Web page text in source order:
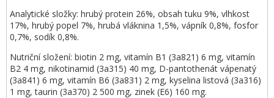
Analytické složky: hrubý protein 26%, obsah tuku 9%, vlhkost
17%, hrubý popel 7%, hrubá vláknina 1,5%, vápník 0,8%, fosfor
0,7%, sodík 0,8%.
Nutriční složení: biotin 2 mg, vitamín B1 (3a821) 6 mg, vitamín
B2 4 mg, nikotinamid (3a315) 40 mg, D-pantothenát vápenatý
(3a841) 6 mg, vitamín B6 (3a831) 2 mg, kyselina listová (3a316)
1 mg, taurin (3a370) 2 500 mg, zinek (E6) 160 mg.